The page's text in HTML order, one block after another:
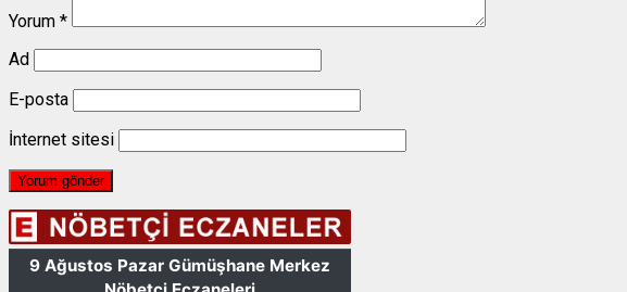
Yorum *
Ad
E-posta
İnternet sitesi